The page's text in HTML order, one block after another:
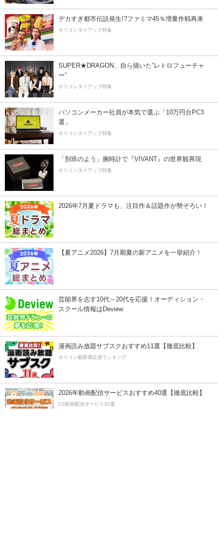
デカすぎ都市伝説発生!?ファミマ45％増量作戦再来
オリコンタイアップ特集
SUPER★DRAGON、自ら描いた”レトロフューチャ
ー”
オリコンタイアップ特集
パソコンメーカー社員が本気で選ぶ「10万円台PC3
選」
オリコンタイアップ特集
「別班のよう」腕時計で『VIVANT』の世界観再現
オリコンタイアップ特集
2026年7月夏ドラマも、注目作＆話題作が勢ぞろい！
【夏アニメ2026】7月期夏の新アニメを一挙紹介！
芸能界を志す10代～20代を応援！オーディション・
スクール情報はDeview
漫画読み放題サブスクおすすめ11選【徹底比較】
オリコン顧客満足度ランキング
2026年動画配信サービスおすすめ40選【徹底比較】
CS動画配信サービス20選